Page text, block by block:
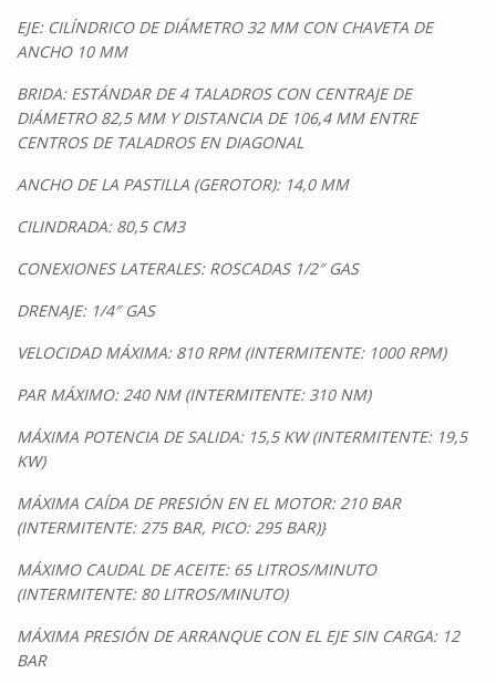
EJE: CILÍNDRICO DE DIÁMETRO 32 MM CON CHAVETA DE
ANCHO 10 MM
BRIDA: ESTÁNDAR DE 4 TALADROS CON CENTRAJE DE
DIÁMETRO 82,5 MM Y DISTANCIA DE 106,4 MM ENTRE
CENTROS DE TALADROS EN DIAGONAL
ANCHO DE LA PASTILLA (GEROTOR): 14,0 MM
CILINDRADA: 80,5 CM3
CONEXIONES LATERALES: ROSCADAS 1/2″ GAS
DRENAJE: 1/4″ GAS
VELOCIDAD MÁXIMA: 810 RPM (INTERMITENTE: 1000 RPM)
PAR MÁXIMO: 240 NM (INTERMITENTE: 310 NM)
MÁXIMA POTENCIA DE SALIDA: 15,5 KW (INTERMITENTE: 19,5
KW)
MÁXIMA CAÍDA DE PRESIÓN EN EL MOTOR: 210 BAR
(INTERMITENTE: 275 BAR, PICO: 295 BAR)}
MÁXIMO CAUDAL DE ACEITE: 65 LITROS/MINUTO
(INTERMITENTE: 80 LITROS/MINUTO)
MÁXIMA PRESIÓN DE ARRANQUE CON EL EJE SIN CARGA: 12
BAR